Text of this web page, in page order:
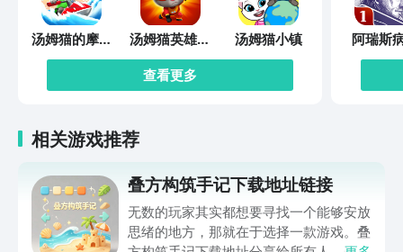
观地查看信息，助力高效讲解与沟通。
7.远程摄像头监控：支持调用电脑 PC 端
摄像头进行远程监控，也能通过远程调用
手机摄像头，将闲置手机变为 “移动监控
探头”，无论是居家安全防护、店铺实时
保障。 8.远程文件管理：支持手机、电
需依赖数据线或第三方存储，随时随地即
可完成文件上传、下载、互传操作。无论
是外出时用手机调取电脑中的工作文档，
还是在家中通过电脑整理手机里的照片视
汤姆猫的摩托
艇
汤姆猫英雄跑
酷
汤姆猫小镇
查看更多
阿瑞斯
相关游戏推荐
叠方构筑手记下载地址链接
无数的玩家其实都想要寻找一个能够安放
思绪的地方，那就在于选择一款游戏。叠